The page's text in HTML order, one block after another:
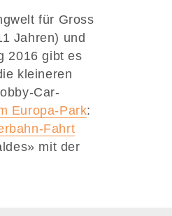
für Gross
Jahren) und
2016 gibt es
kleineren
Car-
Europa-Park:
Fahrt
mit der